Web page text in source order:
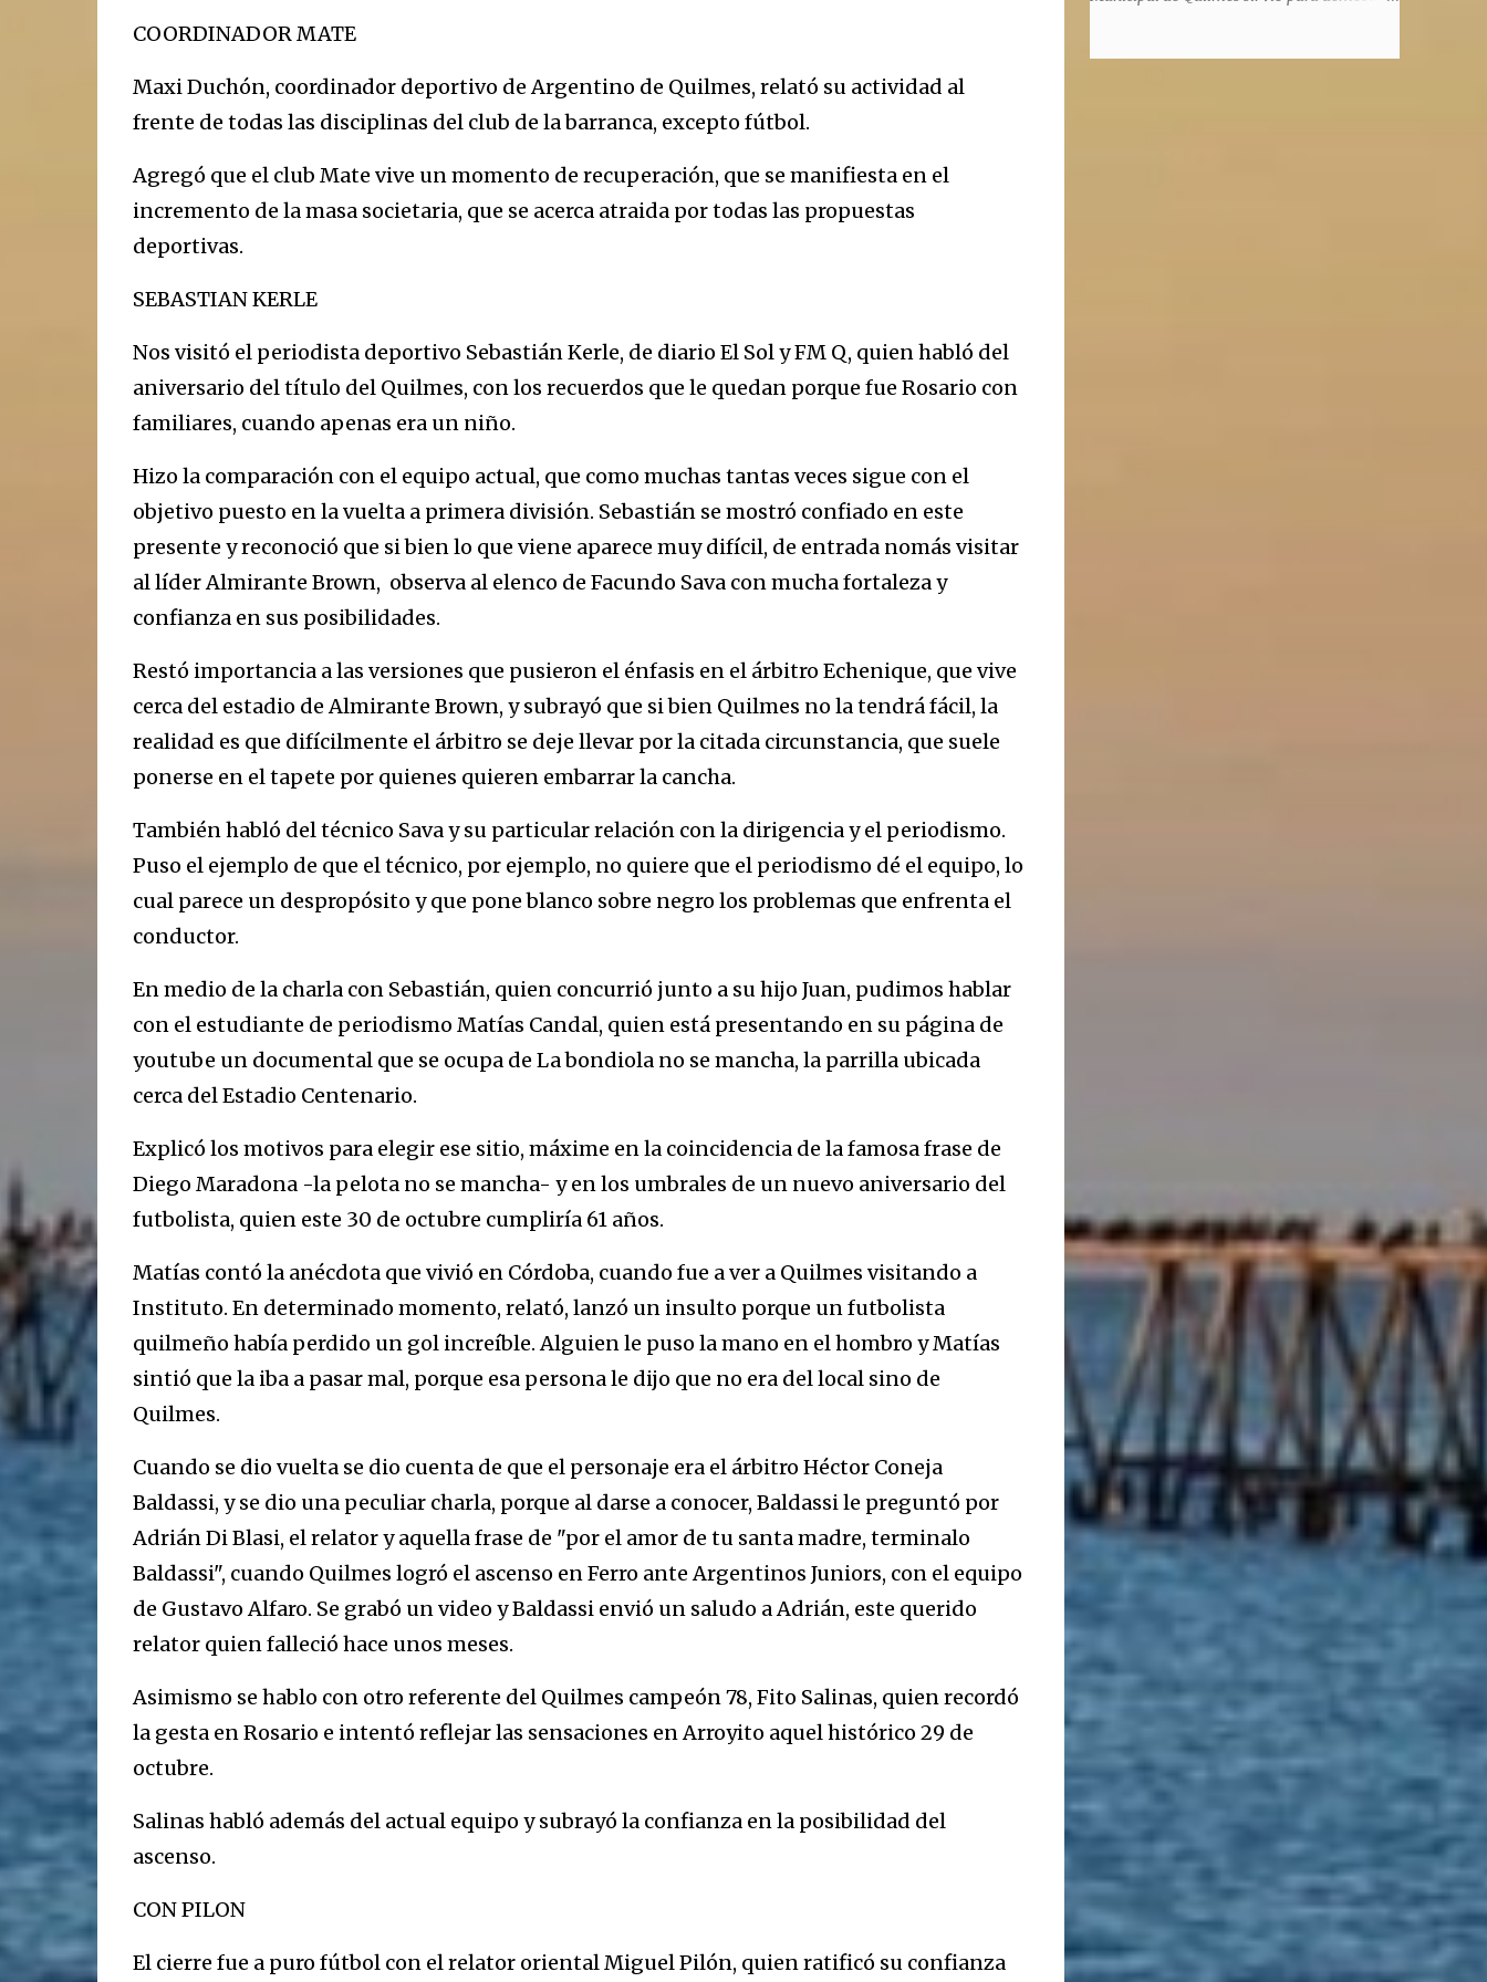
COORDINADOR MATE
Maxi Duchón, coordinador deportivo de Argentino de Quilmes, relató su actividad al
frente de todas las disciplinas del club de la barranca, excepto fútbol.
Agregó que el club Mate vive un momento de recuperación, que se manifiesta en el
incremento de la masa societaria, que se acerca atraida por todas las propuestas
deportivas.
SEBASTIAN KERLE
Nos visitó el periodista deportivo Sebastián Kerle, de diario El Sol y FM Q, quien habló del
aniversario del título del Quilmes, con los recuerdos que le quedan porque fue Rosario con
familiares, cuando apenas era un niño.
Hizo la comparación con el equipo actual, que como muchas tantas veces sigue con el
objetivo puesto en la vuelta a primera división. Sebastián se mostró confiado en este
presente y reconoció que si bien lo que viene aparece muy difícil, de entrada nomás visitar
al líder Almirante Brown, observa al elenco de Facundo Sava con mucha fortaleza y
confianza en sus posibilidades.
Restó importancia a las versiones que pusieron el énfasis en el árbitro Echenique, que vive
cerca del estadio de Almirante Brown, y subrayó que si bien Quilmes no la tendrá fácil, la
realidad es que difícilmente el árbitro se deje llevar por la citada circunstancia, que suele
ponerse en el tapete por quienes quieren embarrar la cancha.
También habló del técnico Sava y su particular relación con la dirigencia y el periodismo.
Puso el ejemplo de que el técnico, por ejemplo, no quiere que el periodismo dé el equipo, lo
cual parece un despropósito y que pone blanco sobre negro los problemas que enfrenta el
conductor.
En medio de la charla con Sebastián, quien concurrió junto a su hijo Juan, pudimos hablar
con el estudiante de periodismo Matías Candal, quien está presentando en su página de
youtube un documental que se ocupa de La bondiola no se mancha, la parrilla ubicada
cerca del Estadio Centenario.
Explicó los motivos para elegir ese sitio, máxime en la coincidencia de la famosa frase de
Diego Maradona -la pelota no se mancha- y en los umbrales de un nuevo aniversario del
futbolista, quien este 30 de octubre cumpliría 61 años.
Matías contó la anécdota que vivió en Córdoba, cuando fue a ver a Quilmes visitando a
Instituto. En determinado momento, relató, lanzó un insulto porque un futbolista
quilmeño había perdido un gol increíble. Alguien le puso la mano en el hombro y Matías
sintió que la iba a pasar mal, porque esa persona le dijo que no era del local sino de
Quilmes.
Cuando se dio vuelta se dio cuenta de que el personaje era el árbitro Héctor Coneja
Baldassi, y se dio una peculiar charla, porque al darse a conocer, Baldassi le preguntó por
Adrián Di Blasi, el relator y aquella frase de "por el amor de tu santa madre, terminalo
Baldassi", cuando Quilmes logró el ascenso en Ferro ante Argentinos Juniors, con el equipo
de Gustavo Alfaro. Se grabó un video y Baldassi envió un saludo a Adrián, este querido
relator quien falleció hace unos meses.
Asimismo se hablo con otro referente del Quilmes campeón 78, Fito Salinas, quien recordó
la gesta en Rosario e intentó reflejar las sensaciones en Arroyito aquel histórico 29 de
octubre.
Salinas habló además del actual equipo y subrayó la confianza en la posibilidad del
ascenso.
CON PILON
El cierre fue a puro fútbol con el relator oriental Miguel Pilón, quien ratificó su confianza